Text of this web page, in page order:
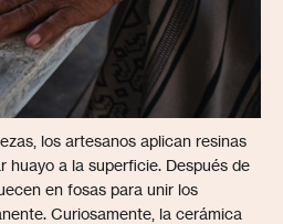
los artesanos aplican resinas
huayo a la superficie. Después de
en fosas para unir los
Curiosamente, la cerámica